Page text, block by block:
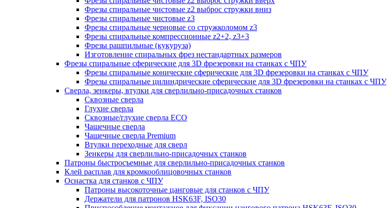
Фрезы спиральные чистовые z2 выброс стружки вниз
Фрезы спиральные чистовые z3
Фрезы спиральные черновые со стружколомом z3
Фрезы спиральные компрессионные z2+2, z3+3
Фрезы рашпильные (кукуруза)
Изготовление спиральных фрез нестандартных размеров
Фрезы спиральные сферические для 3D фрезеровки на станках с ЧПУ
Фрезы спиральные конические сферические для 3D фрезеровки на станках с ЧПУ
Фрезы спиральные цилиндрические сферические для 3D фрезеровки на станках с ЧПУ
Сверла, зенкеры, втулки для сверлильно-присадочных станков
Сквозные сверла
Глухие сверла
Сквозные/глухие сверла ECO
Чашечные сверла
Чашечные сверла Premium
Втулки переходные для сверл
Зенкеры для сверлильно-присадочных станков
Патроны быстросъемные для сверлильно-присадочных станков
Клей расплав для кромкооблицовочных станков
Оснастка для станков с ЧПУ
Патроны высокоточные цанговые для станков с ЧПУ
Держатели для патронов HSK63F, ISO30